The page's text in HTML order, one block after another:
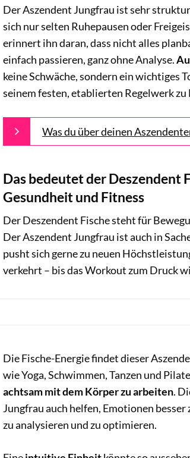
Der Aszendent Jungfrau ist sehr
sich nur selten Ruhepausen oder
erinnert ihn daran, dass nicht alles
einfach passieren, ganz ohne Analyse.
keine Schwäche, sondern ein wichtiges
seinem festen, etablierten Regelwerk zu
Was du über deinen
Das bedeutet der Deszendent
Gesundheit und Fitness
Der Deszendent Fische steht für
Der Aszendent Jungfrau ist auch in
pusht sich gerne zu neuen
verkehrt – bis das Workout zum Druck
Die Fische-Energie findet dieser
wie Yoga, Schwimmen, Tanzen und
achtsam mit dem Körper zu arbeiten.
Jungfrau auch helfen, Emotionen
zu analysieren und zu optimieren.